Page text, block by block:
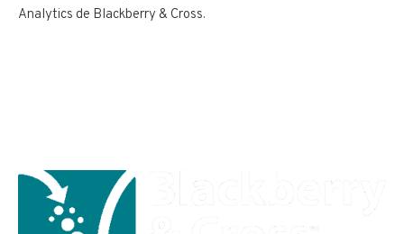
Analytics de Blackberry & Cross.